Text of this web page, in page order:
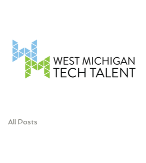
All Posts